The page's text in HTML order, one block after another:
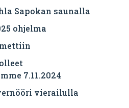
Sapokan saunalla
ohjelma
7.11.2024
vierailulla